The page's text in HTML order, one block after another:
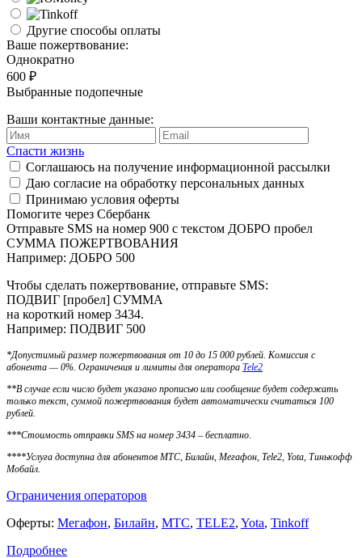
Другие способы оплаты
Ваше пожертвование:
Однократно
600 ₽
Выбранные подопечные
Ваши контактные данные:
Спасти жизнь
Соглашаюсь на получение информационной рассылки
Даю согласие на обработку персональных данных
Принимаю условия оферты
Помогите через Сбербанк
Отправьте SMS на номер 900 с текстом ДОБРО пробел
СУММА ПОЖЕРТВОВАНИЯ
Например: ДОБРО 500
Чтобы сделать пожертвование, отправьте SMS:
ПОДВИГ [пробел] СУММА
на короткий номер 3434.
Например: ПОДВИГ 500
*Допустимый размер пожертвования от 10 до 15 000 рублей. Комиссия с
абонента — 0%. Ограничения и лимиты для оператора Tele2
**В случае если число будет указано прописью или сообщение будет содержать
только текст, суммой пожертвования будет автоматически считаться 100
рублей.
***Стоимость отправки SMS на номер 3434 – бесплатно.
****Услуга доступна для абонентов МТС, Билайн, Мегафон, Tele2, Yota, Тинькофф
Мобайл.
Ограничения операторов
Оферты: Мегафон, Билайн, МТС, TELE2, Yota, Tinkoff
Подробнее